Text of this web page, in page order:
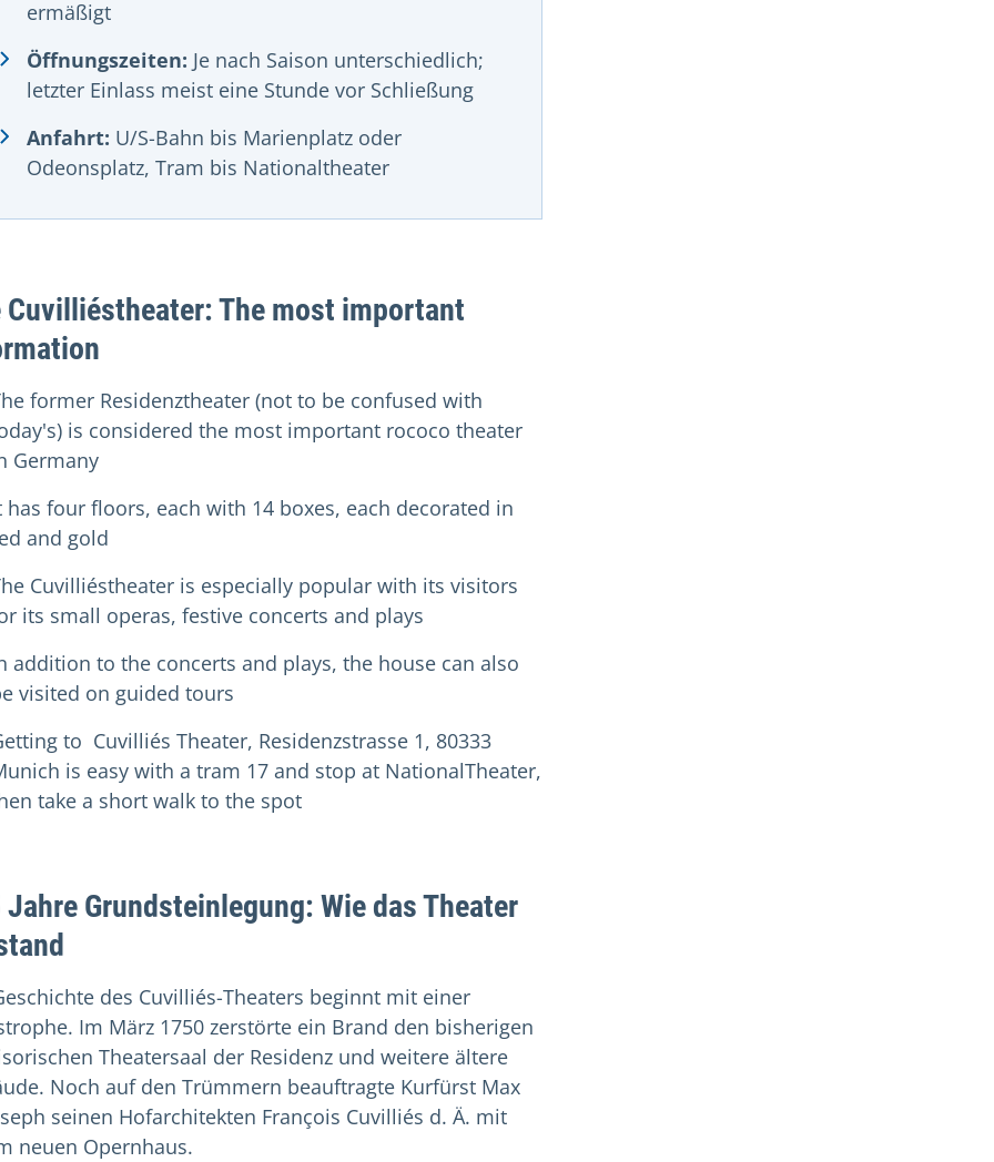
ermäßigt
Öffnungszeiten: Je nach Saison unterschiedlich;
letzter Einlass meist eine Stunde vor Schließung
Anfahrt: U/S-Bahn bis Marienplatz oder
Odeonsplatz, Tram bis Nationaltheater
Cuvilliéstheater: The most important
former Residenztheater (not to be confused with
is considered the most important rococo theater
Germany
has four floors, each with 14 boxes, each decorated in
and gold
Cuvilliéstheater is especially popular with its visitors
its small operas, festive concerts and plays
addition to the concerts and plays, the house can also
visited on guided tours
to Cuvilliés Theater, Residenzstrasse 1, 80333
is easy with a tram 17 and stop at NationalTheater,
take a short walk to the spot
Jahre Grundsteinlegung: Wie das Theater
des Cuvilliés-Theaters beginnt mit einer
Im März 1750 zerstörte ein Brand den bisherigen
Theatersaal der Residenz und weitere ältere
Noch auf den Trümmern beauftragte Kurfürst Max
seinen Hofarchitekten François Cuvilliés d. Ä. mit
neuen Opernhaus.